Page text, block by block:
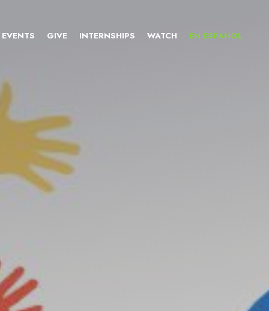
EVENTS GIVE INTERNSHIPS WATCH EN ESPANOL